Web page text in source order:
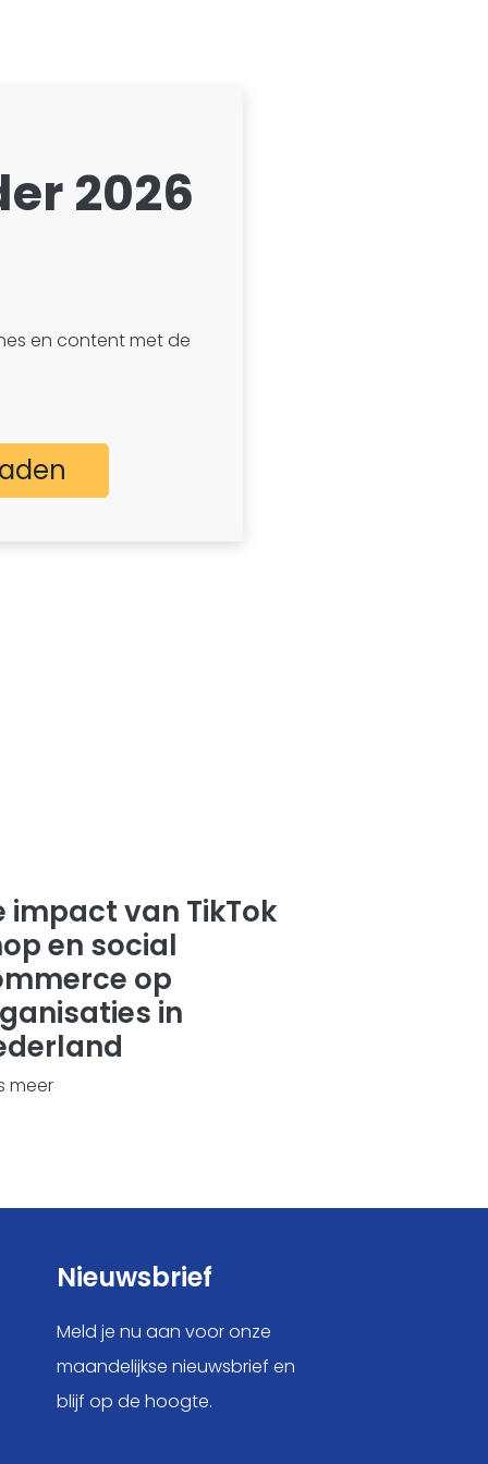
2026
en content met de
impact van TikTok
en social
op
in
meer
Nieuwsbrief
Meld je nu aan voor onze
maandelijkse nieuwsbrief en
blijf op de hoogte.